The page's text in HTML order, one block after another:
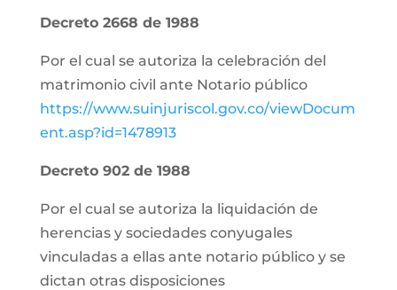
Decreto 2668 de 1988
Por el cual se autoriza la celebración del
matrimonio civil ante Notario público
https://www.suinjuriscol.gov.co/viewDocum
ent.asp?id=1478913
Decreto 902 de 1988
Por el cual se autoriza la liquidación de
herencias y sociedades conyugales
vinculadas a ellas ante notario público y se
dictan otras disposiciones